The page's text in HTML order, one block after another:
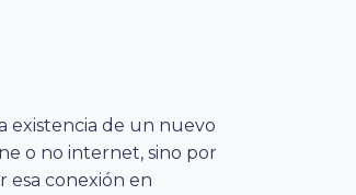
existencia de un nuevo
o no internet, sino por
esa conexión en